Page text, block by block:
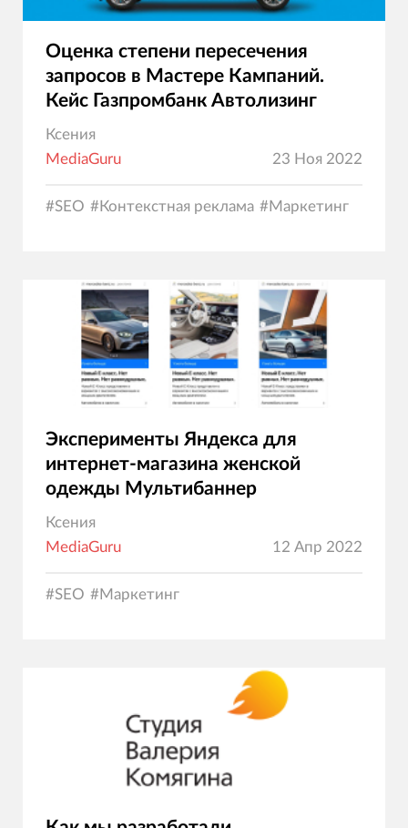
Оценка степени пересечения
запросов в Мастере Кампаний.
Кейс Газпромбанк Автолизинг
Ксения
MediaGuru
23 Ноя 2022
#SEO #Контекстная реклама #Маркетинг
Эксперименты Яндекса для
интернет-магазина женской
одежды Мультибаннер
Ксения
MediaGuru
12 Апр 2022
#SEO #Маркетинг